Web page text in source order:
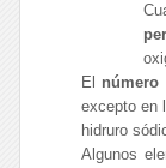
El número
excepto en
hidruro
Algunos